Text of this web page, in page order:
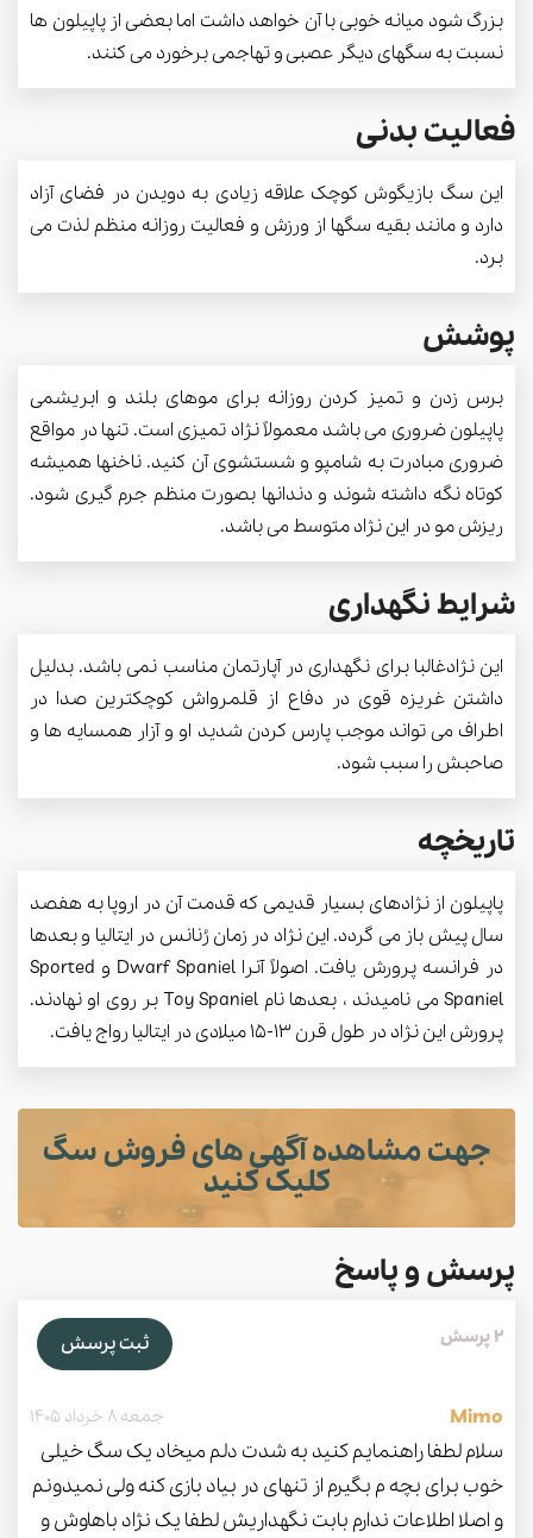
بزرگ شود میانه خوبی با آن خواهد داشت اما بعضی از پاپیلون ها
نسبت به سگهای دیگر عصبی و تهاجمی برخورد می کنند.
فعالیت بدنی
این سگ بازیگوش کوچک علاقه زیادی به دویدن در فضای آزاد
دارد و مانند بقیه سگها از ورزش و فعالیت روزانه منظم لذت می
برد.
پوشش
برس زدن و تمیز کردن روزانه برای موهای بلند و ابریشمی
پاپیلون ضروری می باشد معمولاً نژاد تمیزی است. تنها در مواقع
ضروری مبادرت به شامپو و شستشوی آن کنید. ناخنها همیشه
کوتاه نگه داشته شوند و دندانها بصورت منظم جرم گیری شود.
ریزش مو در این نژاد متوسط می باشد.
شرایط نگهداری
این نژادغالبا برای نگهداری در آپارتمان مناسب نمی باشد. بدلیل
داشتن غریزه قوی در دفاع از قلمرواش کوچکترین صدا در
اطراف می تواند موجب پارس کردن شدید او و آزار همسایه ها و
صاحبش را سبب شود.
تاریخچه
پاپیلون از نژادهای بسیار قدیمی که قدمت آن در اروپا به هفصد
سال پیش باز می گردد. این نژاد در زمان رُنانس در ایتالیا و بعدها
در فرانسه پرورش یافت. اصولاً آنرا Dwarf Spaniel و Sported
Spaniel می نامیدند ، بعدها نام Toy Spaniel بر روی او نهادند.
پرورش این نژاد در طول قرن 13-15 میلادی در ایتالیا رواج یافت.
جهت مشاهده آگهی های فروش سگ
کلیک کنید
پرسش و پاسخ
ثبت پرسش 2 پرسش
Mimo جمعه 8 خرداد 1405
سلام لطفا راهنمایم کنید به شدت دلم میخاد یک سگ خیلی
خوب برای بچه م بگیرم از تنهای در بیاد بازی کنه ولی نمیدونم
و اصلا اطلاعات ندارم بابت نگهداریش لطفا یک نژاد باهاوش و